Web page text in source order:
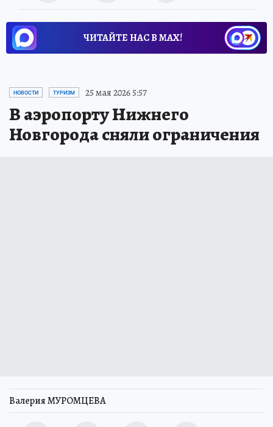
ЧИТАЙТЕ НАС В МАХ!
НОВОСТИ ТУРИЗМ 25 мая 2026 5:57
В аэропорту Нижнего
Новгорода сняли ограничения
Валерия МУРОМЦЕВА